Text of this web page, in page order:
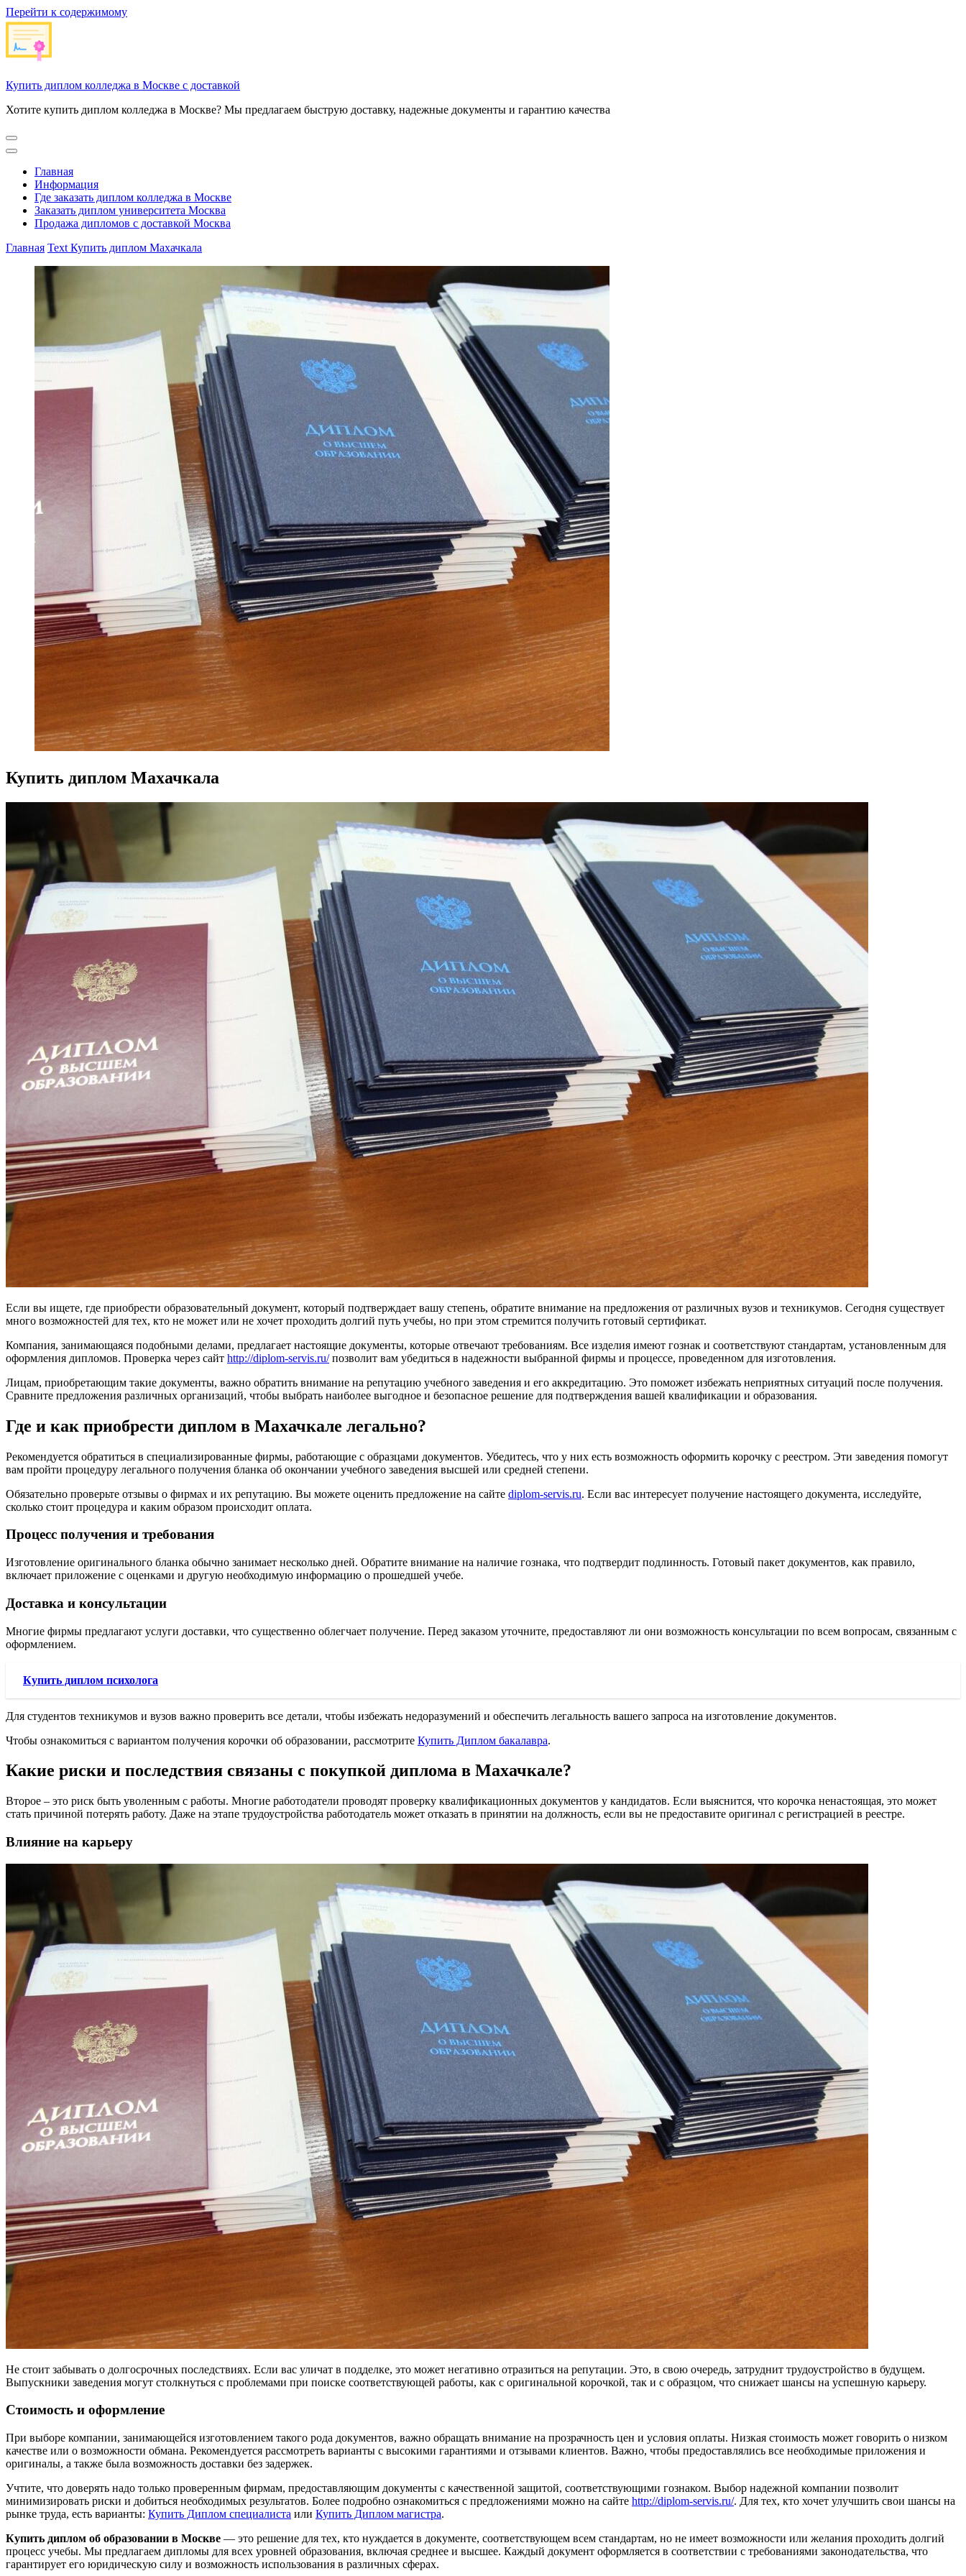
Перейти к содержимому
Купить диплом колледжа в Москве с доставкой
Хотите купить диплом колледжа в Москве? Мы предлагаем быструю доставку, надежные документы и гарантию качества
Главная
Информация
Где заказать диплом колледжа в Москве
Заказать диплом университета Москва
Продажа дипломов с доставкой Москва
Главная Text Купить диплом Махачкала
Купить диплом Махачкала
Если вы ищете, где приобрести образовательный документ, который подтверждает вашу степень, обратите внимание на предложения от различных вузов и техникумов. Сегодня существует
много возможностей для тех, кто не может или не хочет проходить долгий путь учебы, но при этом стремится получить готовый сертификат.
Компания, занимающаяся подобными делами, предлагает настоящие документы, которые отвечают требованиям. Все изделия имеют гознак и соответствуют стандартам, установленным для
оформления дипломов. Проверка через сайт http://diplom-servis.ru/позволит вам убедиться в надежности выбранной фирмы и процессе, проведенном для изготовления.
Лицам, приобретающим такие документы, важно обратить внимание на репутацию учебного заведения и его аккредитацию. Это поможет избежать неприятных ситуаций после получения.
Сравните предложения различных организаций, чтобы выбрать наиболее выгодное и безопасное решение для подтверждения вашей квалификации и образования.
Где и как приобрести диплом в Махачкале легально?
Рекомендуется обратиться в специализированные фирмы, работающие с образцами документов. Убедитесь, что у них есть возможность оформить корочку с реестром. Эти заведения помогут
вам пройти процедуру легального получения бланка об окончании учебного заведения высшей или средней степени.
Обязательно проверьте отзывы о фирмах и их репутацию. Вы можете оценить предложение на сайте diplom-servis.ru. Если вас интересует получение настоящего документа, исследуйте,
сколько стоит процедура и каким образом происходит оплата.
Процесс получения и требования
Изготовление оригинального бланка обычно занимает несколько дней. Обратите внимание на наличие гознака, что подтвердит подлинность. Готовый пакет документов, как правило,
включает приложение с оценками и другую необходимую информацию о прошедшей учебе.
Доставка и консультации
Многие фирмы предлагают услуги доставки, что существенно облегчает получение. Перед заказом уточните, предоставляют ли они возможность консультации по всем вопросам, связанным с
оформлением.
Купить диплом психолога
Для студентов техникумов и вузов важно проверить все детали, чтобы избежать недоразумений и обеспечить легальность вашего запроса на изготовление документов.
Чтобы ознакомиться с вариантом получения корочки об образовании, рассмотрите Купить Диплом бакалавра.
Какие риски и последствия связаны с покупкой диплома в Махачкале?
Второе – это риск быть уволенным с работы. Многие работодатели проводят проверку квалификационных документов у кандидатов. Если выяснится, что корочка ненастоящая, это может
стать причиной потерять работу. Даже на этапе трудоустройства работодатель может отказать в принятии на должность, если вы не предоставите оригинал с регистрацией в реестре.
Влияние на карьеру
Не стоит забывать о долгосрочных последствиях. Если вас уличат в подделке, это может негативно отразиться на репутации. Это, в свою очередь, затруднит трудоустройство в будущем.
Выпускники заведения могут столкнуться с проблемами при поиске соответствующей работы, как с оригинальной корочкой, так и с образцом, что снижает шансы на успешную карьеру.
Стоимость и оформление
При выборе компании, занимающейся изготовлением такого рода документов, важно обращать внимание на прозрачность цен и условия оплаты. Низкая стоимость может говорить о низком
качестве или о возможности обмана. Рекомендуется рассмотреть варианты с высокими гарантиями и отзывами клиентов. Важно, чтобы предоставлялись все необходимые приложения и
оригиналы, а также была возможность доставки без задержек.
Учтите, что доверять надо только проверенным фирмам, предоставляющим документы с качественной защитой, соответствующими гознаком. Выбор надежной компании позволит
минимизировать риски и добиться необходимых результатов. Более подробно ознакомиться с предложениями можно на сайте http://diplom-servis.ru/. Для тех, кто хочет улучшить свои шансы на
рынке труда, есть варианты: Купить Диплом специалиста или Купить Диплом магистра.
Купить диплом об образовании в Москве — это решение для тех, кто нуждается в документе, соответствующем всем стандартам, но не имеет возможности или желания проходить долгий
процесс учебы. Мы предлагаем дипломы для всех уровней образования, включая среднее и высшее. Каждый документ оформляется в соответствии с требованиями законодательства, что
гарантирует его юридическую силу и возможность использования в различных сферах.